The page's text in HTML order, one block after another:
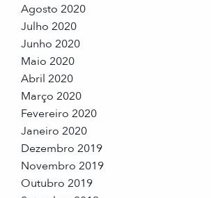
Agosto 2020
Julho 2020
Junho 2020
Maio 2020
Abril 2020
Março 2020
Fevereiro 2020
Janeiro 2020
Dezembro 2019
Novembro 2019
Outubro 2019